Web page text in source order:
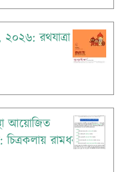
রথযাত্রা
আয়োজিত
চিত্রকলায় রামধনু